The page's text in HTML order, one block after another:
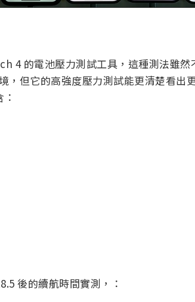
4 的電池壓力測試工具，這種測法雖然
但它的高強度壓力測試能更清楚看出
後的續航時間實測，：